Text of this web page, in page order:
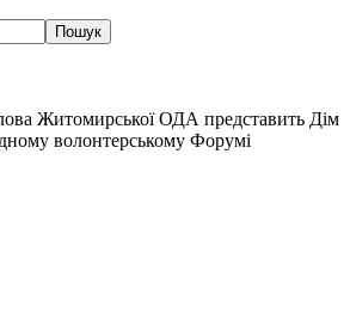
Житомирської ОДА представить Дім
волонтерському Форумі